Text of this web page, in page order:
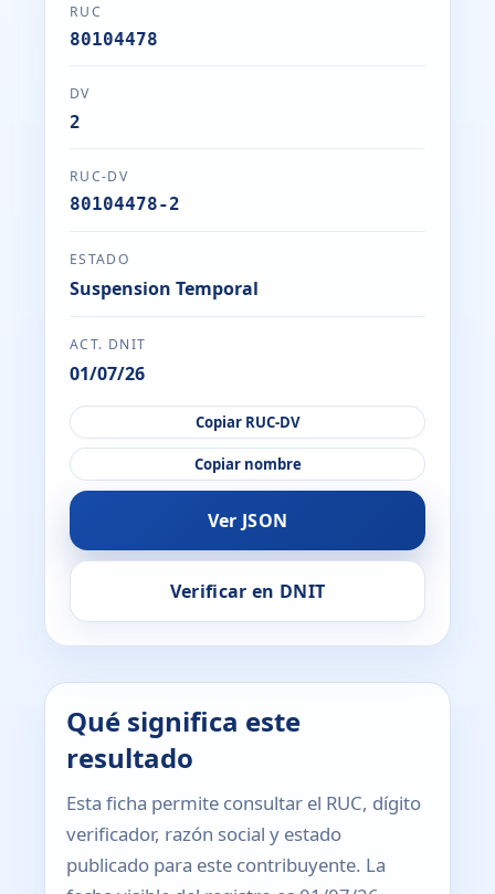
RUC
80104478
DV
2
RUC-DV
80104478-2
ESTADO
Suspension Temporal
ACT. DNIT
01/07/26
Copiar RUC-DV
Copiar nombre
Ver JSON
Verificar en DNIT
Qué significa este
resultado
Esta ficha permite consultar el RUC, dígito
verificador, razón social y estado
publicado para este contribuyente. La